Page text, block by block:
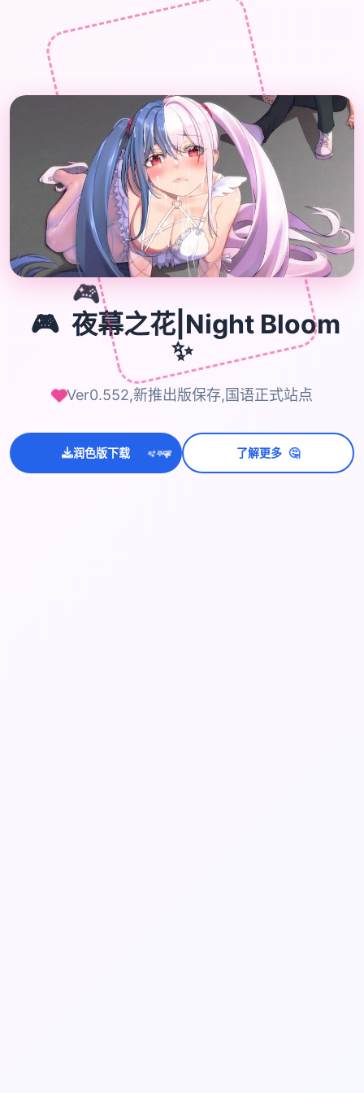
🎮
🎮 夜幕之花|Night Bloom
✨
Ver0.552,新推出版保存,国语正式站点
润色版下载 ✨⭐💫 了解更多 🤔